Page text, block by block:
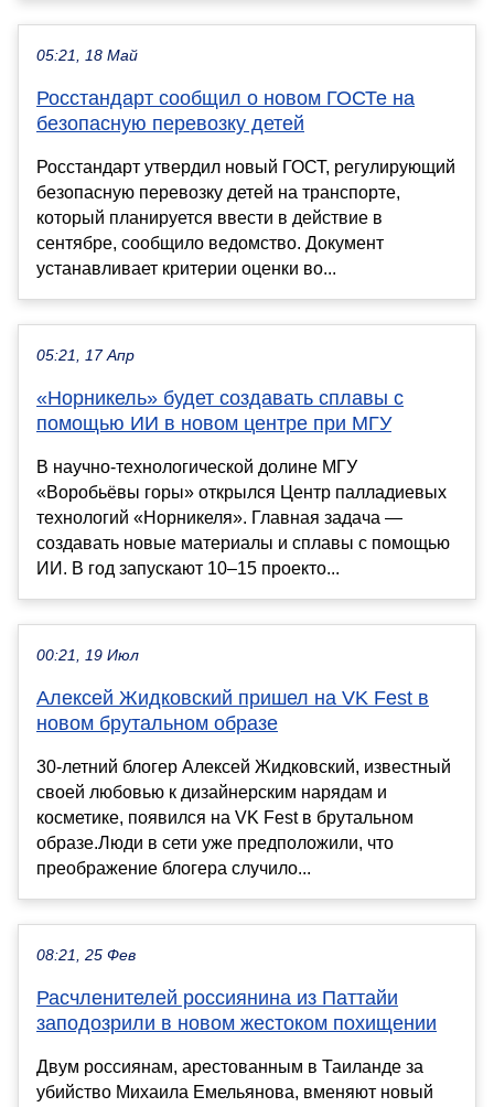
05:21, 18 Май
Росстандарт сообщил о новом ГОСТе на
безопасную перевозку детей
Росстандарт утвердил новый ГОСТ, регулирующий
безопасную перевозку детей на транспорте,
который планируется ввести в действие в
сентябре, сообщило ведомство. Документ
устанавливает критерии оценки во...
05:21, 17 Апр
«Норникель» будет создавать сплавы с
помощью ИИ в новом центре при МГУ
В научно-технологической долине МГУ
«Воробьёвы горы» открылся Центр палладиевых
технологий «Норникеля». Главная задача —
создавать новые материалы и сплавы с помощью
ИИ. В год запускают 10–15 проекто...
00:21, 19 Июл
Алексей Жидковский пришел на VK Fest в
новом брутальном образе
30-летний блогер Алексей Жидковский, известный
своей любовью к дизайнерским нарядам и
косметике, появился на VK Fest в брутальном
образе.Люди в сети уже предположили, что
преображение блогера случило...
08:21, 25 Фев
Расчленителей россиянина из Паттайи
заподозрили в новом жестоком похищении
Двум россиянам, арестованным в Таиланде за
убийство Михаила Емельянова, вменяют новый